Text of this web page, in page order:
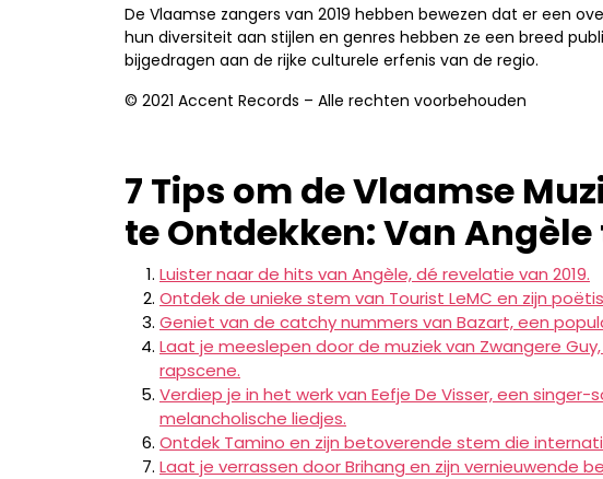
De Vlaamse zangers van 2019 hebben bewezen dat er een
hun diversiteit aan stijlen en genres hebben ze een breed
bijgedragen aan de rijke culturele erfenis van de regio.
© 2021 Accent Records – Alle rechten voorbehouden
7 Tips om de Vlaamse
te Ontdekken: Van
Luister naar de hits van Angèle, dé revelatie van 2019.
Ontdek de unieke stem van Tourist LeMC en zijn
Geniet van de catchy nummers van Bazart, een
Laat je meeslepen door de muziek van Zwangere
rapscene.
Verdiep je in het werk van Eefje De Visser, een
melancholische liedjes.
Ontdek Tamino en zijn betoverende stem die
Laat je verrassen door Brihang en zijn vernieuwende